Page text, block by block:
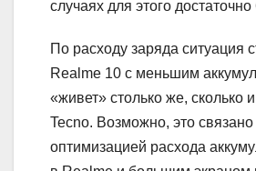
случаях для этого
По расходу заряда ситуация
Realme 10 с меньшим
«живет» столько же, сколько
Tecno. Возможно, это
оптимизацией расхода